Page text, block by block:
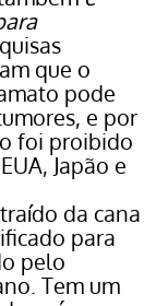
que o
pode
e por
foi proibido
Japão e
da cana
para
pelo
Tem um